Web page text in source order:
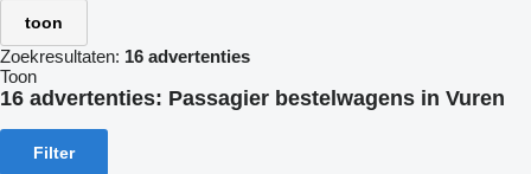
toon
Zoekresultaten: 16 advertenties
Toon
16 advertenties: Passagier bestelwagens in Vuren
Filter